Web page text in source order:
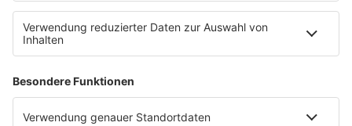
RECHTLICHES
Datenschutz
Datenschutzeinstellungen
Datenverarbeitung bei Gewinnspielen